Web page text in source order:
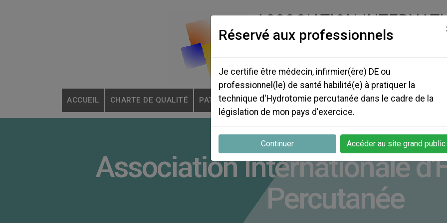
ASSOCIATION
D'HYDROTOMIE
ACCUEIL CHARTE DE QUALITÉ PATHOLOGIES TECHNIQUES PRODUITS
Association Internationale
Percutanée
Réservé aux professionnels
Je certifie être médecin, infirmier(ère) DE ou
professionnel(le) de santé habilité(e) à pratiquer la
technique d'Hydrotomie percutanée dans le cadre de la
législation de mon pays d'exercice.
Continuer Accéder au site grand public